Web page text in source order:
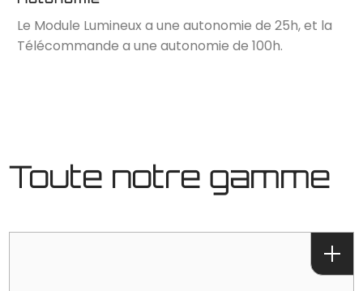
Le Module Lumineux a une autonomie de 25h, et la
Télécommande a une autonomie de 100h.
Toute notre gamme